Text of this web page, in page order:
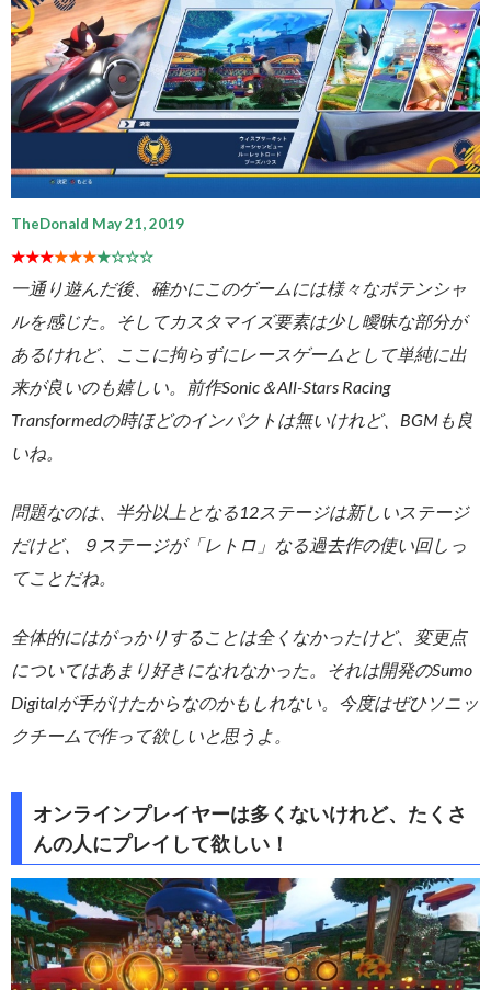
TheDonald May 21, 2019
★★★★★★★☆☆☆
一通り遊んだ後、確かにこのゲームには様々なポテンシャ
ルを感じた。そしてカスタマイズ要素は少し曖昧な部分が
あるけれど、ここに拘らずにレースゲームとして単純に出
来が良いのも嬉しい。前作Sonic＆All-Stars Racing
Transformedの時ほどのインパクトは無いけれど、BGMも良
いね。
問題なのは、半分以上となる12ステージは新しいステージ
だけど、９ステージが「レトロ」なる過去作の使い回しっ
てことだね。
全体的にはがっかりすることは全くなかったけど、変更点
についてはあまり好きになれなかった。それは開発のSumo
Digitalが手がけたからなのかもしれない。今度はぜひソニッ
クチームで作って欲しいと思うよ。
オンラインプレイヤーは多くないけれど、たくさ
んの人にプレイして欲しい！